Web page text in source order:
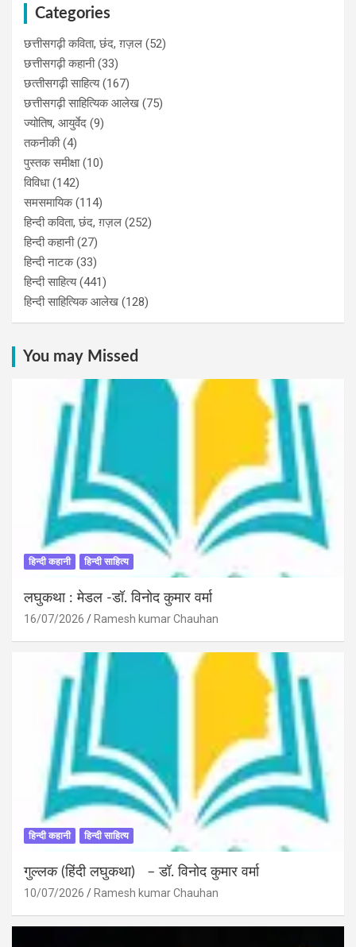
Categories
छत्तीसगढ़ी कविता, छंद, ग़ज़ल (52)
छत्तीसगढ़ी कहानी(33)
छत्‍तीसगढ़ी साहित्‍य(167)
छत्तीसगढ़ी साहित्यिक आलेख (75)
ज्योतिष, आयुर्वेद (9)
तकनीकी(4)
पुस्‍तक समीक्षा(10)
विविधा(142)
समसमायिक(114)
हिन्दी कविता, छंद, ग़ज़ल (252)
हिन्दी कहानी(27)
हिन्‍दी नाटक(33)
हिन्दी साहित्य(441)
हिन्दी साहित्यिक आलेख (128)
You may Missed
हिन्दी कहानी हिन्दी साहित्य
लघुकथा : मेडल -डॉ. विनोद कुमार वर्मा
16/07/2026 Ramesh kumar Chauhan
हिन्दी कहानी हिन्दी साहित्य
गुल्लक (हिंदी लघुकथा) – डॉ. विनोद कुमार वर्मा
10/07/2026 Ramesh kumar Chauhan